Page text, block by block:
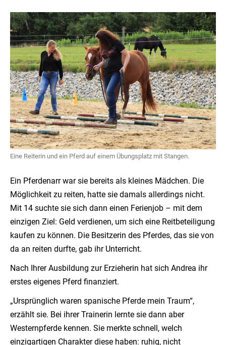
Eine Reiterin und ein Pferd auf einem Übungsplatz mit Stangen.
Ein Pferdenarr war sie bereits als kleines Mädchen. Die
Möglichkeit zu reiten, hatte sie damals allerdings nicht.
Mit 14 suchte sie sich dann einen Ferienjob – mit dem
einzigen Ziel: Geld verdienen, um sich eine Reitbeteiligung
kaufen zu können. Die Besitzerin des Pferdes, das sie von
da an reiten durfte, gab ihr Unterricht.
Nach Ihrer Ausbildung zur Erzieherin hat sich Andrea ihr
erstes eigenes Pferd finanziert.
„Ursprünglich waren spanische Pferde mein Traum“,
erzählt sie. Bei ihrer Trainerin lernte sie dann aber
Westernpferde kennen. Sie merkte schnell, welch
einzigartigen Charakter diese haben: ruhig, nicht